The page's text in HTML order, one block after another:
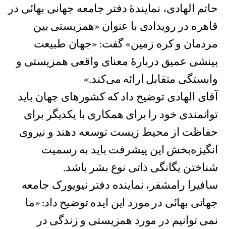
حاتم الهادی، نمایندهٔ دفتر جامعه جهانی بهائی در
قاهره در رویدادی با عنوان «همزیستی بین
مردمان و کره زمین» گفت: «جهان طبیعت
بینشی عمیق دربارهٔ معنای واقعی همزیستی و
وابستگی متقابل ارائه می‌کند.»
آقای الهادی توضیح داد که کشورهای جهان باید
توانمندی خود را برای همکاری با یکدیگر برای
حفاظت از محیط زیست توسعه دهند و نیروی
انگیزه‌بخش این پیشرفت باید به رسمیت
شناختن یگانگی ذاتی نوع بشر باشد.
سافیرا رامشفر، نماینده دفتر نیویورک جامعه
جهانی بهائی در مورد این ایده توضیح داد: «ما
نمی توانیم در مورد همزیستی و زندگی در